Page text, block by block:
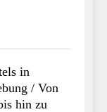
in
/ Von
hin zu